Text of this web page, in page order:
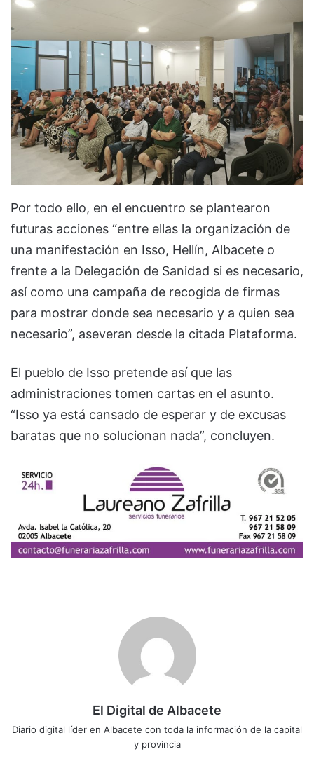
Por todo ello, en el encuentro se plantearon
futuras acciones “entre ellas la organización de
una manifestación en Isso, Hellín, Albacete o
frente a la Delegación de Sanidad si es necesario,
así como una campaña de recogida de firmas
para mostrar donde sea necesario y a quien sea
necesario”, aseveran desde la citada Plataforma.
El pueblo de Isso pretende así que las
administraciones tomen cartas en el asunto.
“Isso ya está cansado de esperar y de excusas
baratas que no solucionan nada”, concluyen.
El Digital de Albacete
Diario digital líder en Albacete con toda la información de la capital
y provincia